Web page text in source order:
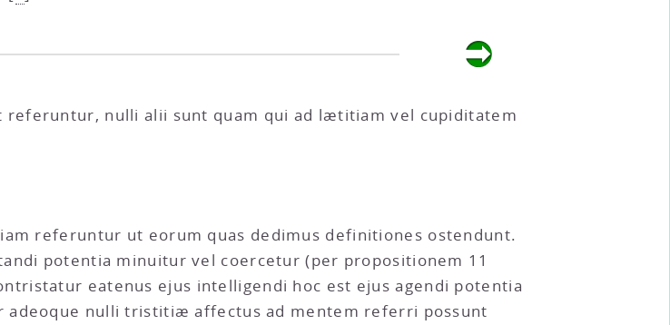
referuntur, nulli alii sunt quam qui ad lætitiam vel cupiditatem
referuntur ut eorum quas dedimus definitiones ostendunt.
potentia minuitur vel coercetur (per propositionem 11
eatenus ejus intelligendi hoc est ejus agendi potentia
nulli tristitiæ affectus ad mentem referri possunt